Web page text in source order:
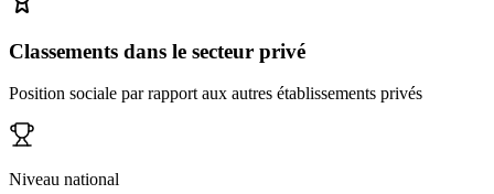
Classements dans le secteur privé
Position sociale par rapport aux autres établissements privés
Niveau national